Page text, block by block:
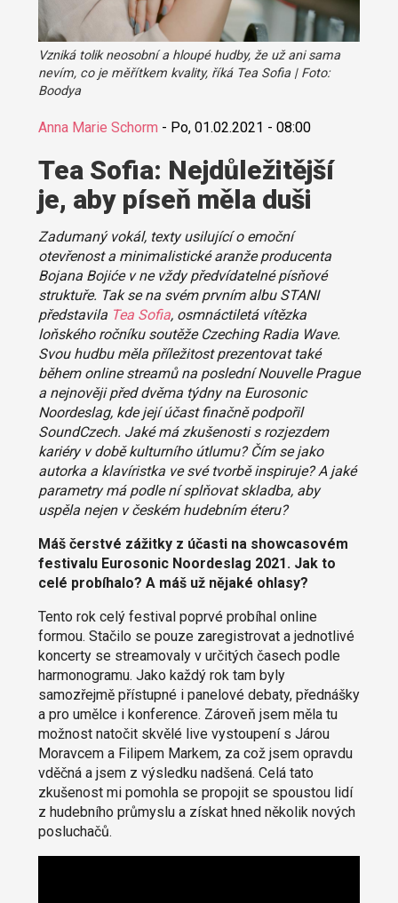
Vzniká tolik neosobní a hloupé hudby, že už ani sama
nevím, co je měřítkem kvality, říká Tea Sofia | Foto:
Boodya
Anna Marie Schorm - Po, 01.02.2021 - 08:00
Tea Sofia: Nejdůležitější
je, aby píseň měla duši
Zadumaný vokál, texty usilující o emoční
otevřenost a minimalistické aranže producenta
Bojana Bojiće v ne vždy předvídatelné písňové
struktuře. Tak se na svém prvním albu STANI
představila Tea Sofia, osmnáctiletá vítězka
loňského ročníku soutěže Czeching Radia Wave.
Svou hudbu měla příležitost prezentovat také
během online streamů na poslední Nouvelle Prague
a nejnověji před dvěma týdny na Eurosonic
Noordeslag, kde její účast finačně podpořil
SoundCzech. Jaké má zkušenosti s rozjezdem
kariéry v době kulturního útlumu? Čím se jako
autorka a klavíristka ve své tvorbě inspiruje? A jaké
parametry má podle ní splňovat skladba, aby
uspěla nejen v českém hudebním éteru?
Máš čerstvé zážitky z účasti na showcasovém
festivalu Eurosonic Noordeslag 2021. Jak to
celé probíhalo? A máš už nějaké ohlasy?
Tento rok celý festival poprvé probíhal online
formou. Stačilo se pouze zaregistrovat a jednotlivé
koncerty se streamovaly v určitých časech podle
harmonogramu. Jako každý rok tam byly
samozřejmě přístupné i panelové debaty, přednášky
a pro umělce i konference. Zároveň jsem měla tu
možnost natočit skvělé live vystoupení s Járou
Moravcem a Filipem Markem, za což jsem opravdu
vděčná a jsem z výsledku nadšená. Celá tato
zkušenost mi pomohla se propojit se spoustou lidí
z hudebního průmyslu a získat hned několik nových
posluchačů.